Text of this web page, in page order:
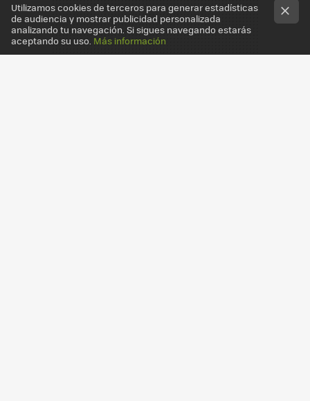
Utilizamos cookies de terceros para generar estadísticas
de audiencia y mostrar publicidad personalizada
analizando tu navegación. Si sigues navegando estarás
aceptando su uso. Más información